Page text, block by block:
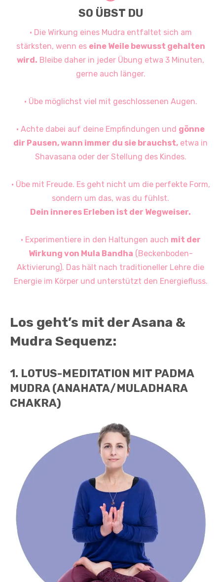
SO ÜBST DU
· Die Wirkung eines Mudra entfaltet sich am
stärksten, wenn es eine Weile bewusst gehalten
wird. Bleibe daher in jeder Übung etwa 3 Minuten,
gerne auch länger.
· Übe möglichst viel mit geschlossenen Augen.
· Achte dabei auf deine Empfindungen und gönne
dir Pausen, wann immer du sie brauchst, etwa in
Shavasana oder der Stellung des Kindes.
· Übe mit Freude. Es geht nicht um die perfekte Form,
sondern um das, was du fühlst.
Dein inneres Erleben ist der Wegweiser.
· Experimentiere in den Haltungen auch mit der
Wirkung von Mula Bandha (Beckenboden-
Aktivierung). Das hält nach traditioneller Lehre die
Energie im Körper und unterstützt den Energiefluss.
Los geht’s mit der Asana &
Mudra Sequenz:
1. LOTUS-MEDITATION MIT PADMA
MUDRA (ANAHATA/MULADHARA
CHAKRA)